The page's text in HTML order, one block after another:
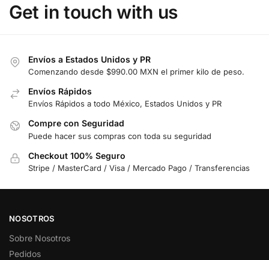
Get in touch with us
Envíos a Estados Unidos y PR
Comenzando desde $990.00 MXN el primer kilo de peso.
Envíos Rápidos
Envíos Rápidos a todo México, Estados Unidos y PR
Compre con Seguridad
Puede hacer sus compras con toda su seguridad
Checkout 100% Seguro
Stripe / MasterCard / Visa / Mercado Pago / Transferencias
NOSOTROS
Sobre Nosotros
Pedidos